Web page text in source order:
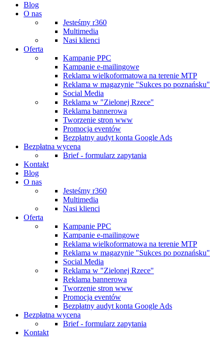
Blog
O nas
Jesteśmy r360
Multimedia
Nasi klienci
Oferta
Kampanie PPC
Kampanie e-mailingowe
Reklama wielkoformatowa na terenie MTP
Reklama w magazynie "Sukces po poznańsku"
Social Media
Reklama w "Zielonej Rzece"
Reklama bannerowa
Tworzenie stron www
Promocja eventów
Bezpłatny audyt konta Google Ads
Bezpłatna wycena
Brief - formularz zapytania
Kontakt
Blog
O nas
Jesteśmy r360
Multimedia
Nasi klienci
Oferta
Kampanie PPC
Kampanie e-mailingowe
Reklama wielkoformatowa na terenie MTP
Reklama w magazynie "Sukces po poznańsku"
Social Media
Reklama w "Zielonej Rzece"
Reklama bannerowa
Tworzenie stron www
Promocja eventów
Bezpłatny audyt konta Google Ads
Bezpłatna wycena
Brief - formularz zapytania
Kontakt